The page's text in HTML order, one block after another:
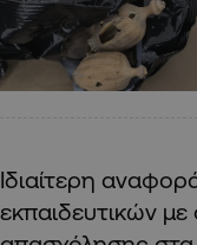
Ιδιαίτερη
εκπαιδευτικών με